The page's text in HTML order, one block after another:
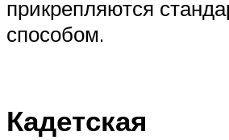
прикрепляются
способом.
Кадетская